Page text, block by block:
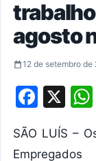
agosto
12 de setembro de
X
SÃO LUÍS –